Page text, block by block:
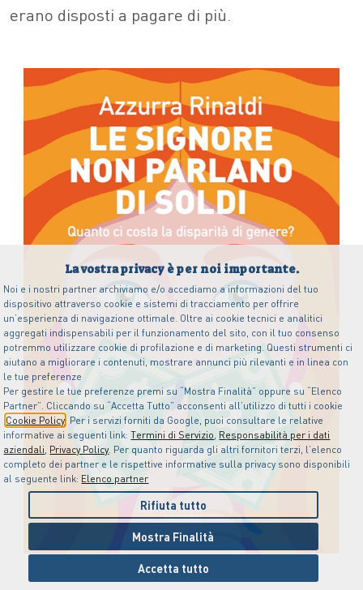
La vostra privacy è per noi importante.
Noi e i nostri partner archiviamo e/o accediamo a informazioni del tuo
dispositivo attraverso cookie e sistemi di tracciamento per offrire
un’esperienza di navigazione ottimale. Oltre ai cookie tecnici e analitici
aggregati indispensabili per il funzionamento del sito, con il tuo consenso
potremmo utilizzare cookie di profilazione e di marketing. Questi strumenti ci
aiutano a migliorare i contenuti, mostrare annunci più rilevanti e in linea con
le tue preferenze
Per gestire le tue preferenze premi su “Mostra Finalità” oppure su “Elenco
Partner”. Cliccando su “Accetta Tutto” acconsenti all’utilizzo di tutti i cookie
Cookie Policy . Per i servizi forniti da Google, puoi consultare le relative
informative ai seguenti link:Termini di Servizio, Responsabilità per i dati
aziendali, Privacy Policy. Per quanto riguarda gli altri fornitori terzi, l’elenco
completo dei partner e le rispettive informative sulla privacy sono disponibili
al seguente link: Elenco partner
Rifiuta tutto
Mostra Finalità
Accetta tutto
erano disposti a pagare di più.